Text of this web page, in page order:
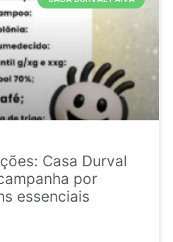
Casa Durval
por
essenciais